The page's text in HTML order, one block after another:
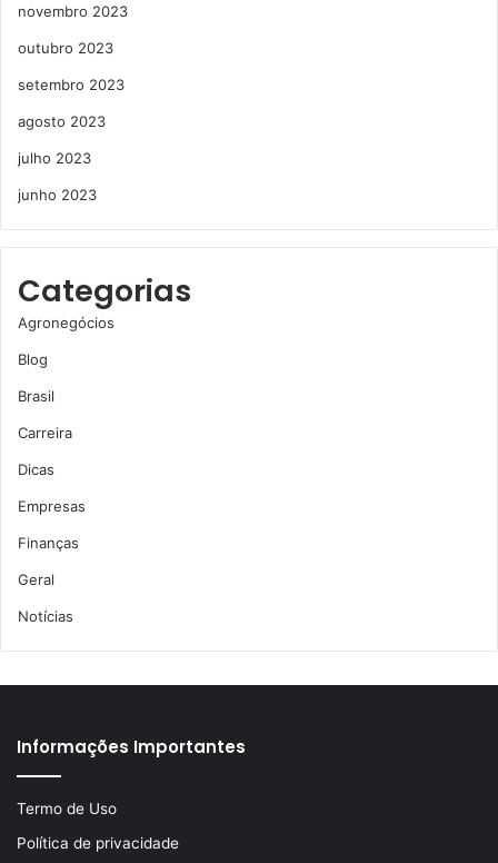
novembro 2023
outubro 2023
setembro 2023
agosto 2023
julho 2023
junho 2023
Categorias
Agronegócios
Blog
Brasil
Carreira
Dicas
Empresas
Finanças
Geral
Notícias
Informações Importantes
Termo de Uso
Política de privacidade